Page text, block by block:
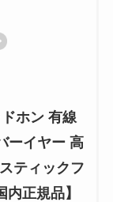
ホン 有線
ーイヤー 高
ティックフ
正規品】